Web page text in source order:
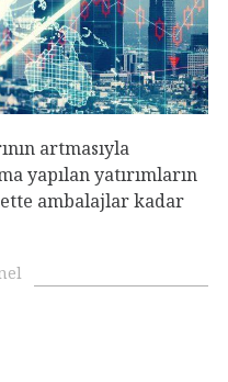
artmasıyla
yapılan yatırımların
ambalajlar kadar